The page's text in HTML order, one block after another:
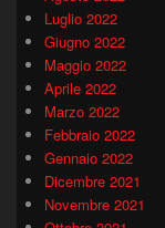
Luglio 2022
Giugno 2022
Maggio 2022
Aprile 2022
Marzo 2022
Febbraio 2022
Gennaio 2022
Dicembre 2021
Novembre 2021